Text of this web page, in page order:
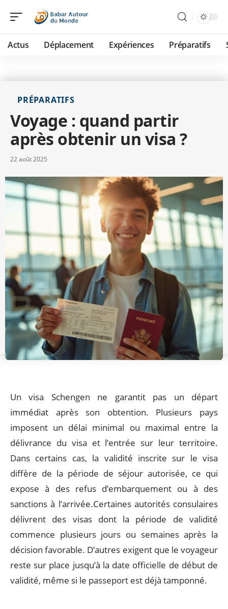
Actus Déplacement Expériences Préparatifs
PRÉPARATIFS
Voyage : quand partir
après obtenir un visa ?
22 août 2025
Un visa Schengen ne garantit pas un départ
immédiat après son obtention. Plusieurs pays
imposent un délai minimal ou maximal entre la
délivrance du visa et l’entrée sur leur territoire.
Dans certains cas, la validité inscrite sur le visa
diffère de la période de séjour autorisée, ce qui
expose à des refus d’embarquement ou à des
sanctions à l’arrivée.Certaines autorités consulaires
délivrent des visas dont la période de validité
commence plusieurs jours ou semaines après la
décision favorable. D’autres exigent que le voyageur
reste sur place jusqu’à la date officielle de début de
validité, même si le passeport est déjà tamponné.